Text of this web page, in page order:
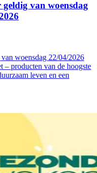
van woensdag
woensdag 22/04/2026
– producten van de hoogste
leven en een